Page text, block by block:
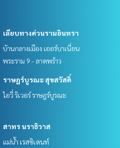
เลียบทางด่วนรามอินทรา
บ้านกลางเมือง เออร์บาเนี่ยน
พระราม 9 - ลาดพร้าว
ราษฎร์บูรณะ สุขสวัสดิ์
ไอวี่ ริเวอร์ ราษฎร์บูรณะ
สาทร นราธิวาส
แม่น้ำ เรสซิเดนท์